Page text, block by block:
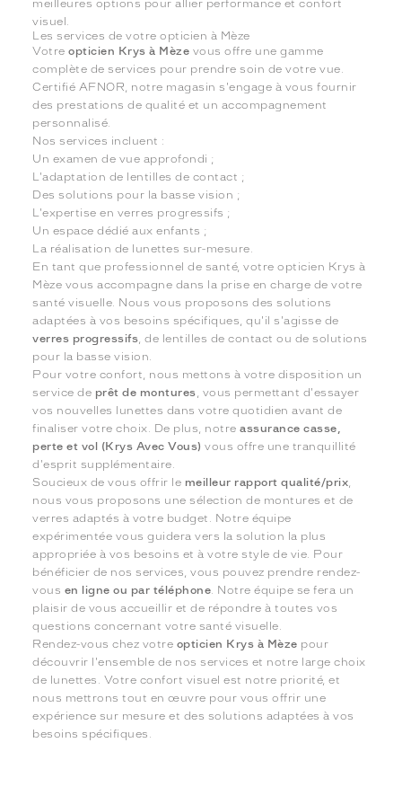
meilleures options pour allier performance et confort
visuel.
Les services de votre opticien à Mèze
Votreopticien Krys à Mèze vous offre une gamme
complète de services pour prendre soin de votre vue.
Certifié AFNOR, notre magasin s'engage à vous fournir
des prestations de qualité et un accompagnement
personnalisé.
Nos services incluent :
Un examen de vue approfondi ;
L'adaptation de lentilles de contact ;
Des solutions pour la basse vision ;
L'expertise en verres progressifs ;
Un espace dédié aux enfants ;
La réalisation de lunettes sur-mesure.
En tant que professionnel de santé, votre opticien Krys à
Mèze vous accompagne dans la prise en charge de votre
santé visuelle. Nous vous proposons des solutions
adaptées à vos besoins spécifiques, qu'il s'agisse de
verres progressifs, de lentilles de contact ou de solutions
pour la basse vision.
Pour votre confort, nous mettons à votre disposition un
service de prêt de montures, vous permettant d'essayer
vos nouvelles lunettes dans votre quotidien avant de
finaliser votre choix. De plus, notreassurance casse,
perte et vol (Krys Avec Vous)vous offre une tranquillité
d'esprit supplémentaire.
Soucieux de vous offrir le meilleur rapport qualité/prix,
nous vous proposons une sélection de montures et de
verres adaptés à votre budget. Notre équipe
expérimentée vous guidera vers la solution la plus
appropriée à vos besoins et à votre style de vie. Pour
bénéficier de nos services, vous pouvez prendre rendez-
vous en ligne ou par téléphone. Notre équipe se fera un
plaisir de vous accueillir et de répondre à toutes vos
questions concernant votre santé visuelle.
Rendez-vous chez votre opticien Krys à Mèze pour
découvrir l'ensemble de nos services et notre large choix
de lunettes. Votre confort visuel est notre priorité, et
nous mettrons tout en œuvre pour vous offrir une
expérience sur mesure et des solutions adaptées à vos
besoins spécifiques.